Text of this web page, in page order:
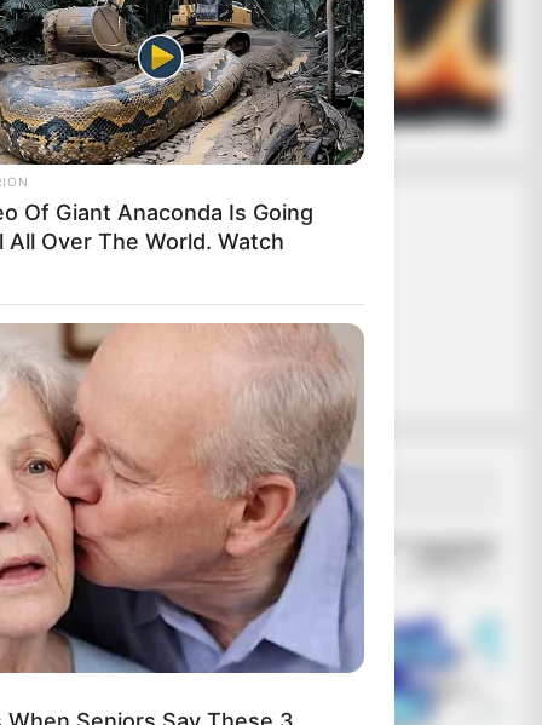
ότι
σε εσάς.
το κουμπί
ΔΗΜΟΦΙΛΗ ΑΡΘΡΑ
Of Giant Anaconda Is Going
All Over The World. Watch